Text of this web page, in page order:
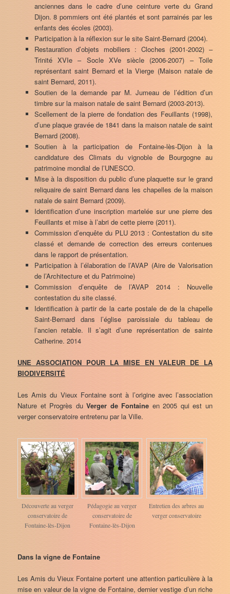
anciennes dans le cadre d’une ceinture verte du Grand
Dijon. 8 pommiers ont été plantés et sont parrainés par les
enfants des écoles (2003).
Participation à la réflexion sur le site Saint-Bernard (2004).
Restauration d’objets mobiliers : Cloches (2001-2002) –
Trinité XVIe – Socle XVe siècle (2006-2007) – Toile
représentant saint Bernard et la Vierge (Maison natale de
saint Bernard, 2011).
Soutien de la demande par M. Jumeau de l’édition d’un
timbre sur la maison natale de saint Bernard (2003-2013).
Scellement de la pierre de fondation des Feuillants (1998),
d’une plaque gravée de 1841 dans la maison natale de saint
Bernard (2008).
Soutien à la participation de Fontaine-lès-Dijon à la
candidature des Climats du vignoble de Bourgogne au
patrimoine mondial de l’UNESCO.
Mise à la disposition du public d’une plaquette sur le grand
reliquaire de saint Bernard dans les chapelles de la maison
natale de saint Bernard (2009).
Identification d’une inscription martelée sur une pierre des
Feuillants et mise à l’abri de cette pierre (2011).
Commission d’enquête du PLU 2013 : Contestation du site
classé et demande de correction des erreurs contenues
dans le rapport de présentation.
Participation à l’élaboration de l’AVAP (Aire de Valorisation
de l’Architecture et du Patrimoine)
Commission d’enquête de l’AVAP 2014 : Nouvelle
contestation du site classé.
Identification à partir de la carte postale de de la chapelle
Saint-Bernard dans l’église paroissiale du tableau de
l’ancien retable. Il s’agit d’une représentation de sainte
Catherine. 2014
UNE ASSOCIATION POUR LA MISE EN VALEUR DE LA
BIODIVERSITÉ
Les Amis du Vieux Fontaine sont à l’origine avec l’association
Nature et Progrès duVerger de Fontaine en 2005 qui est un
verger conservatoire entretenu par la Ville.
Découverte au verger
conservatoire de
Fontaine-lès-Dijon
Pédagogie au verger
conservatoire de
Fontaine-lès-Dijon
Entretien des arbres au
verger conservatoire
Dans la vigne de Fontaine
Les Amis du Vieux Fontaine portent une attention particulière à la
mise en valeur de la vigne de Fontaine, dernier vestige d’un riche